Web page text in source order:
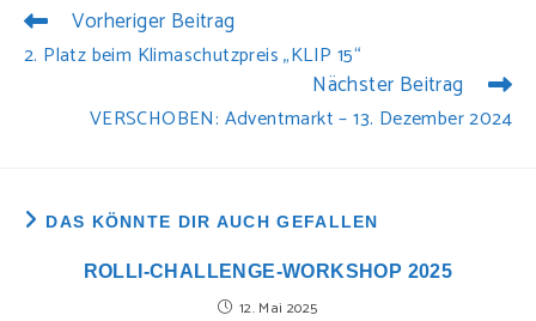
WEITERE
ANSEHEN
Vorheriger Beitrag
2. Platz beim Klimaschutzpreis „KLIP 15“
Nächster Beitrag
VERSCHOBEN: Adventmarkt – 13. Dezember 2024
DAS KÖNNTE DIR AUCH GEFALLEN
ROLLI-CHALLENGE-WORKSHOP 2025
12. Mai 2025